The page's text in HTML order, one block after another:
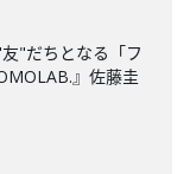
"だちとなる「フ
』佐藤圭